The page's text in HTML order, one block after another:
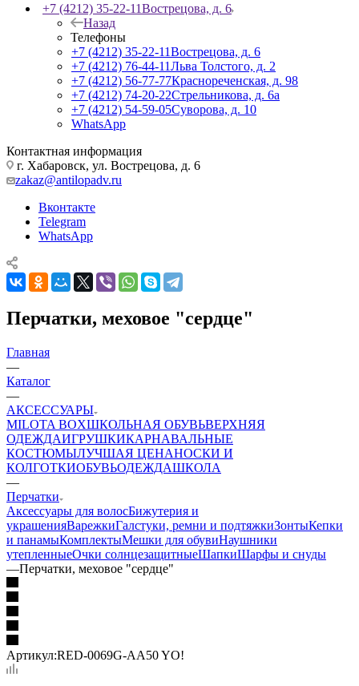
+7 (4212) 35-22-11Вострецова, д. 6
Назад
Телефоны
+7 (4212) 35-22-11Вострецова, д. 6
+7 (4212) 76-44-11Льва Толстого, д. 2
+7 (4212) 56-77-77Краснореченская, д. 98
+7 (4212) 74-20-22Стрельникова, д. 6а
+7 (4212) 54-59-05Суворова, д. 10
WhatsApp
Контактная информация
г. Хабаровск, ул. Вострецова, д. 6
zakaz@antilopadv.ru
Вконтакте
Telegram
WhatsApp
Перчатки, меховое "сердце"
Главная
—
Каталог
—
АКСЕССУАРЫ
MILOTA BOXШКОЛЬНАЯ ОБУВЬВЕРХНЯЯ
ОДЕЖДАИГРУШКИКАРНАВАЛЬНЫЕ
КОСТЮМЫЛУЧШАЯ ЦЕНАНОСКИ И
КОЛГОТКИОБУВЬОДЕЖДАШКОЛА
—
Перчатки
Аксессуары для волосБижутерия и
украшенияВарежкиГалстуки, ремни и подтяжкиЗонтыКепки
и панамыКомплектыМешки для обувиНаушники
утепленныеОчки солнцезащитныеШапкиШарфы и снуды
—Перчатки, меховое "сердце"
Артикул:RED-0069G-AA50 YO!